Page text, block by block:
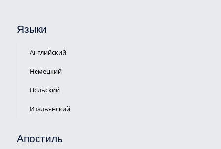
Языки
Английский
Немецкий
Польский
Итальянский
Апостиль